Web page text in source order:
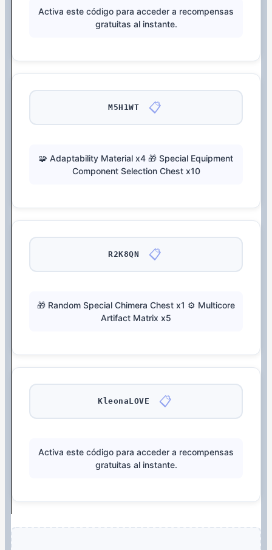
Activa este código para acceder a recompensas
gratuitas al instante.
M5H1WT 📋
🧩 Adaptability Material x4 🎁 Special Equipment
Component Selection Chest x10
R2K8QN 📋
🎁 Random Special Chimera Chest x1 ⚙️ Multicore
Artifact Matrix x5
KleonaLOVE 📋
Activa este código para acceder a recompensas
gratuitas al instante.